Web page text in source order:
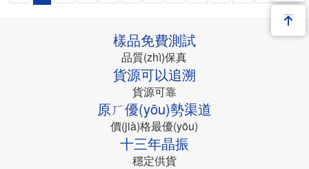
樣品免費測試
品質(zhì)保真
貨源可以追溯
貨源可靠
原ㄏ優(yōu)勢渠道
價(jià)格最優(yōu)
十三年晶振
穩定供貨